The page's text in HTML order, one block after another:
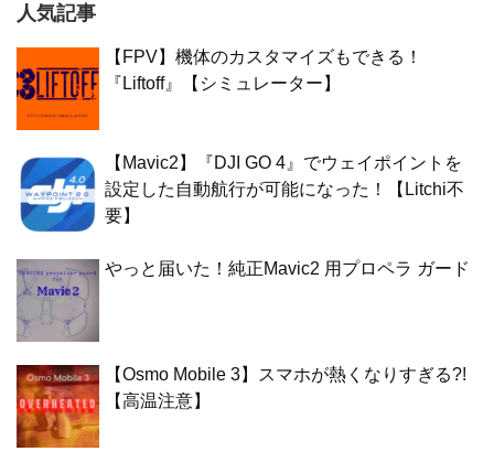
人気記事
【FPV】機体のカスタマイズもできる！
『Liftoff』【シミュレーター】
【Mavic2】『DJI GO 4』でウェイポイントを
設定した自動航行が可能になった！【Litchi不
要】
やっと届いた！純正Mavic2 用プロペラ ガード
【Osmo Mobile 3】スマホが熱くなりすぎる?!
【高温注意】